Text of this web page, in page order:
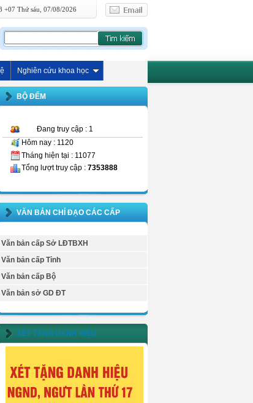
+07 Thứ sáu, 07/08/2026
Nghiên cứu khoa học
BỘ ĐẾM
Đang truy cập : 1
Hôm nay : 1120
Tháng hiện tại : 11077
Tổng lượt truy cập : 7353888
VĂN BẢN CHỈ ĐẠO CÁC CẤP
Văn bản cấp Sở LĐTBXH
Văn bản cấp Tỉnh
Văn bản cấp Bộ
Văn bản sở GD ĐT
XÉT TẶNG DANH HIỆU